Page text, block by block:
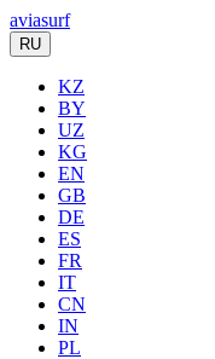
aviasurf
RU
KZ
BY
UZ
KG
EN
GB
DE
ES
FR
IT
CN
IN
PL